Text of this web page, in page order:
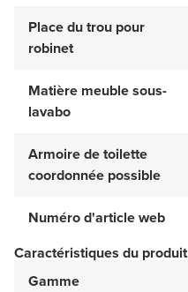
Place du trou pour
robinet
Matière meuble sous-
lavabo
Armoire de toilette
coordonnée possible
Numéro d'article web
Caractéristiques du produit
Gamme